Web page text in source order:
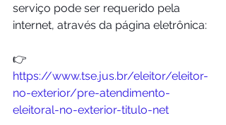
serviço pode ser requerido pela
internet, através da página eletrônica:
👉
https://www.tse.jus.br/eleitor/eleitor-
no-exterior/pre-atendimento-
eleitoral-no-exterior-titulo-net